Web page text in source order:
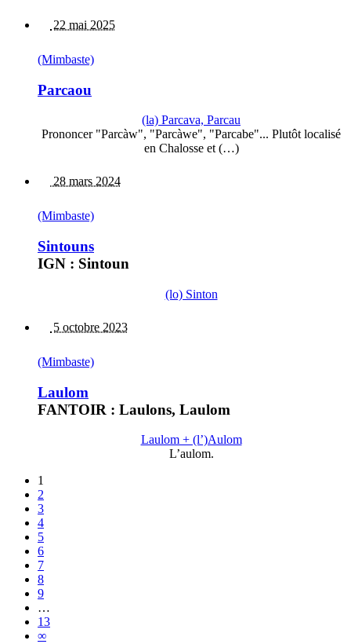
22 mai 2025
(Mimbaste)
Parcaou
(la) Parcava, Parcau
Prononcer "Parcàw", "Parcàwe", "Parcabe"... Plutôt localisé
en Chalosse et (…)
28 mars 2024
(Mimbaste)
Sintouns
IGN : Sintoun
(lo) Sinton
5 octobre 2023
(Mimbaste)
Laulom
FANTOIR : Laulons, Laulom
Laulom + (l’)Aulom
L’aulom.
1
2
3
4
5
6
7
8
9
…
13
∞